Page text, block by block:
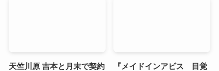
天竺川原 吉本と月末で契約
『メイドインアビス 目覚